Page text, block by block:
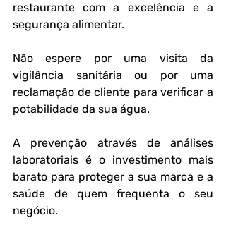
restaurante com a excelência e a
segurança alimentar.
Não espere por uma visita da
vigilância sanitária ou por uma
reclamação de cliente para verificar a
potabilidade da sua água.
A prevenção através de análises
laboratoriais é o investimento mais
barato para proteger a sua marca e a
saúde de quem frequenta o seu
negócio.